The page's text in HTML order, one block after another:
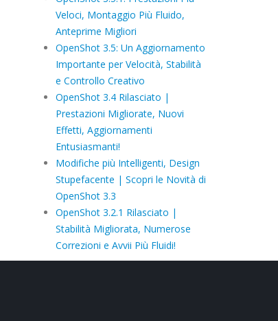
Veloci, Montaggio Più Fluido,
Anteprime Migliori
OpenShot 3.5: Un Aggiornamento
Importante per Velocità, Stabilità
e Controllo Creativo
OpenShot 3.4 Rilasciato |
Prestazioni Migliorate, Nuovi
Effetti, Aggiornamenti
Entusiasmanti!
Modifiche più Intelligenti, Design
Stupefacente | Scopri le Novità di
OpenShot 3.3
OpenShot 3.2.1 Rilasciato |
Stabilità Migliorata, Numerose
Correzioni e Avvii Più Fluidi!